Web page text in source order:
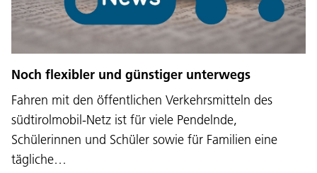
Noch flexibler und günstiger unterwegs
Fahren mit den öffentlichen Verkehrsmitteln des
südtirolmobil-Netz ist für viele Pendelnde,
Schülerinnen und Schüler sowie für Familien eine
tägliche…